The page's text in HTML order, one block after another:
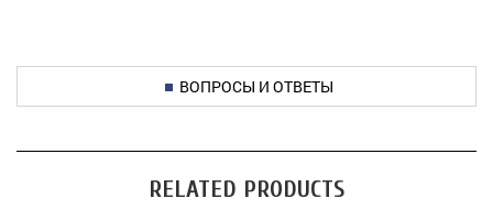
ВОПРОСЫ И ОТВЕТЫ
RELATED PRODUCTS